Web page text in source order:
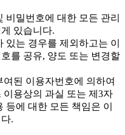
밀번호에 대한 모든 관리
있습니다.
는 경우를 제외하고는 이
를 공유, 양도 또는 변경할
된 이용자번호에 의하여
이용상의 과실 또는 제3자
등에 대한 모든 책임은 이
.